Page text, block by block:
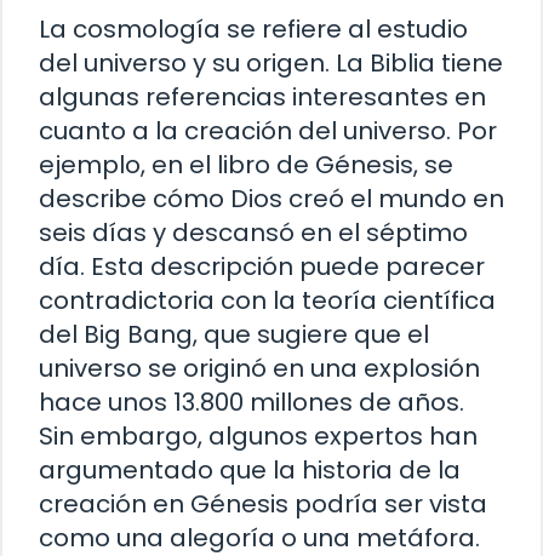
La cosmología se refiere al estudio
del universo y su origen. La Biblia tiene
algunas referencias interesantes en
cuanto a la creación del universo. Por
ejemplo, en el libro de Génesis, se
describe cómo Dios creó el mundo en
seis días y descansó en el séptimo
día. Esta descripción puede parecer
contradictoria con la teoría científica
del Big Bang, que sugiere que el
universo se originó en una explosión
hace unos 13.800 millones de años.
Sin embargo, algunos expertos han
argumentado que la historia de la
creación en Génesis podría ser vista
como una alegoría o una metáfora.